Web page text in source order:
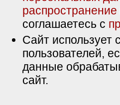
соглашаетесь с
Сайт использует
пользователей,
данные
сайт.